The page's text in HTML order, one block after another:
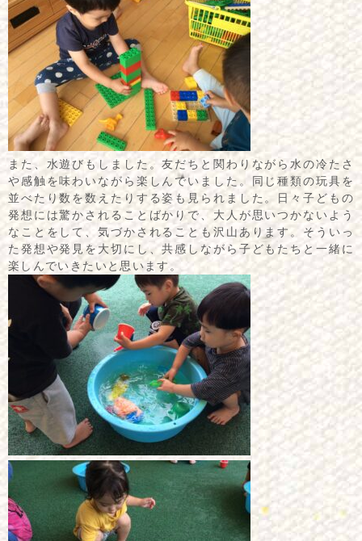
また、水遊びもしました。友だちと関わりながら水の冷たさ
や感触を味わいながら楽しんでいました。同じ種類の玩具を
並べたり数を数えたりする姿も見られました。日々子どもの
発想には驚かされることばかりで、大人が思いつかないよう
なことをして、気づかされることも沢山あります。そういっ
た発想や発見を大切にし、共感しながら子どもたちと一緒に
楽しんでいきたいと思います。